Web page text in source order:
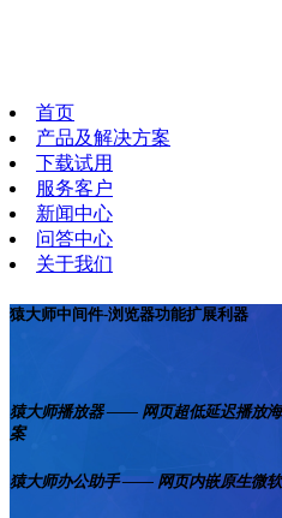
首页
产品及解决方案
下载试用
服务客户
新闻中心
问答中心
关于我们
猿大师中间件-浏览器功能扩展利器
猿大师播放器 —— 网页超低延迟播放
案
猿大师办公助手 —— 网页内嵌原生微软